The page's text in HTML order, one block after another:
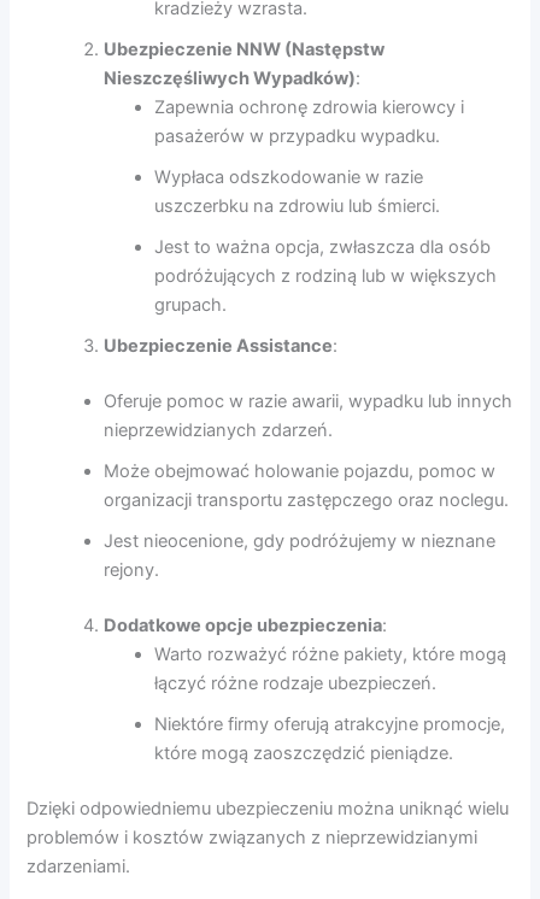
kradzieży wzrasta.
Ubezpieczenie NNW (Następstw
Nieszczęśliwych Wypadków):
Zapewnia ochronę zdrowia kierowcy i
pasażerów w przypadku wypadku.
Wypłaca odszkodowanie w razie
uszczerbku na zdrowiu lub śmierci.
Jest to ważna opcja, zwłaszcza dla osób
podróżujących z rodziną lub w większych
grupach.
Ubezpieczenie Assistance:
Oferuje pomoc w razie awarii, wypadku lub innych
nieprzewidzianych zdarzeń.
Może obejmować holowanie pojazdu, pomoc w
organizacji transportu zastępczego oraz noclegu.
Jest nieocenione, gdy podróżujemy w nieznane
rejony.
Dodatkowe opcje ubezpieczenia:
Warto rozważyć różne pakiety, które mogą
łączyć różne rodzaje ubezpieczeń.
Niektóre firmy oferują atrakcyjne promocje,
które mogą zaoszczędzić pieniądze.
Dzięki odpowiedniemu ubezpieczeniu można uniknąć wielu
problemów i kosztów związanych z nieprzewidzianymi
zdarzeniami.